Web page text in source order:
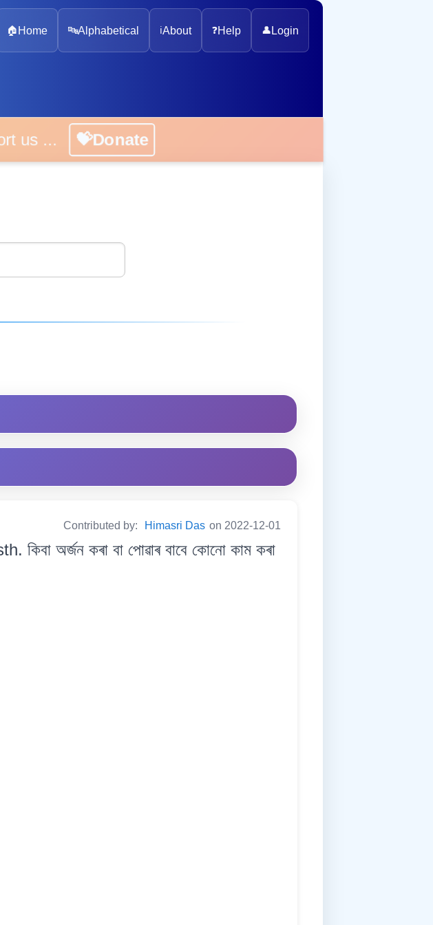
🏠 Home 🔤Alphabetical ℹ️About ❓Help 👤 Login
us ... 💝Donate
Contributed by: Himasri Das on 2022-12-01
অৰ্জন কৰা বা পোৱাৰ বাবে কোনো কাম কৰা